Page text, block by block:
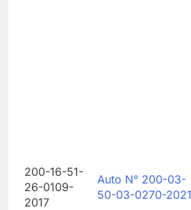
200-16-51-
26-0109-
2017
Auto N° 200-03-
50-03-0270-2021